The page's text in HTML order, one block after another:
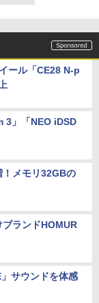
ール「CE28 N-p
3」「NEO iDSD
！メモリ32GBの
ランドHOMUR
サウンドを体感